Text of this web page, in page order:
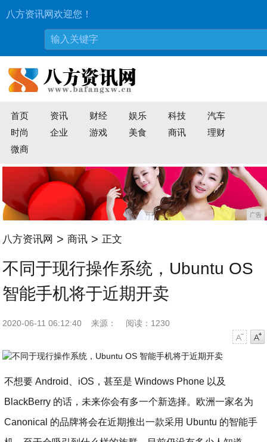
八方资讯网欢迎您！
首页 资讯 财经 娱乐 科技
汽车
时尚
企业 游戏 美食 商讯
理财
微商
广告
八方资讯网 > 商讯 > 正文
不同于现行操作系统，Ubuntu OS
智能手机将于近期开卖
2020-06-11 06:12:40 来源：
阅读：1230
不想要 Android、iOS，甚至是 Windows Phone 以及
BlackBerry 的话，未来你会有多一个新选择。欧洲一家名为
Canonical 的品牌将会在近期推出一款采用 Ubuntu 的智能手